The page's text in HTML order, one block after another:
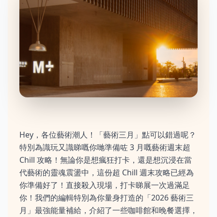
Hey，各位藝術潮人！「藝術三月」點可以錯過呢？
特別為識玩又識睇嘅你哋準備咗 3 月嘅藝術週末超
Chill 攻略！無論你是想瘋狂打卡，還是想沉浸在當
代藝術的靈魂震盪中，這份超 Chill 週末攻略已經為
你準備好了！直接殺入現場，打卡睇展一次過滿足
你！我們的編輯特別為你量身打造的「2026 藝術三
月」最強能量補給，介紹了一些咖啡館和晚餐選擇，